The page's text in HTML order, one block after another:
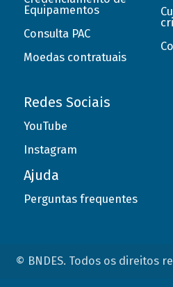
Equipamentos
Consulta PAC
Moedas contratuais
Redes Sociais
YouTube
Instagram
Ajuda
Perguntas frequentes
© BNDES. Todos os direitos